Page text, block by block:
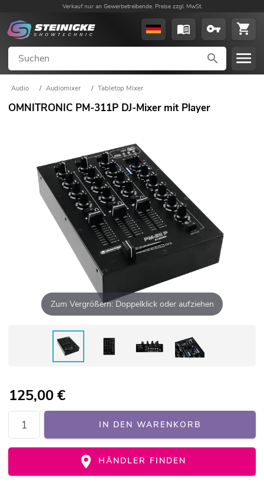
Verkauf nur an Gewerbetreibende. Preise zzgl. MwSt.
Audio / Audiomixer / Tabletop Mixer
OMNITRONIC PM-311P DJ-Mixer mit Player
Zum Vergrößern: Doppelklick oder aufziehen
125,00€
IN DEN WARENKORB
HÄNDLER FINDEN